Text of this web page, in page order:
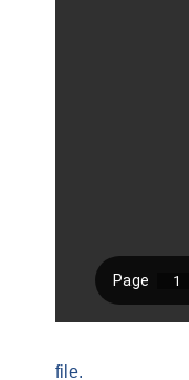
file.